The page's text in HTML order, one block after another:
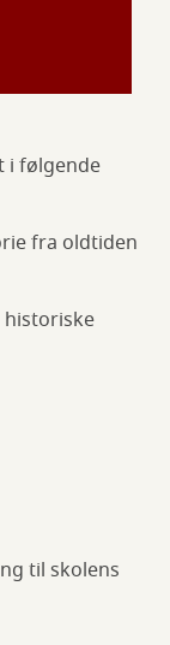
i følgende
fra oldtiden
til skolens